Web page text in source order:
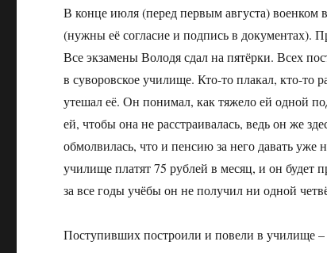
В конце июля (перед первым августа) военком
(нужны её согласие и подпись в документах).
Все экзамены Володя сдал на пятёрки. Всех
в суворовское училище. Кто-то плакал, кто-
утешал её. Он понимал, как тяжело ей одной
ей, чтобы она не расстраивалась, ведь он же
обмолвилась, что и пенсию за него давать уже
училище платят 75 рублей в месяц, и он будет
за все годы учёбы он не получил ни одной
Поступивших построили и повели в училище